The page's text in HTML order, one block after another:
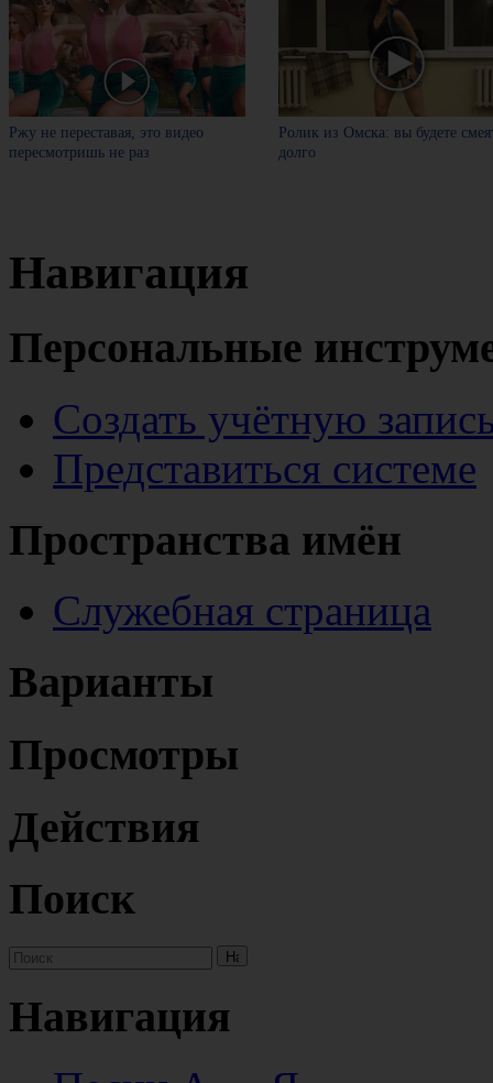
Ржу не переставая, это видео
пересмотришь не раз
Ролик из Омска: вы будете
долго
Навигация
Персональные
Создать учётную
Представиться системе
Пространства имён
Служебная страница
Варианты
Просмотры
Действия
Поиск
Навигация